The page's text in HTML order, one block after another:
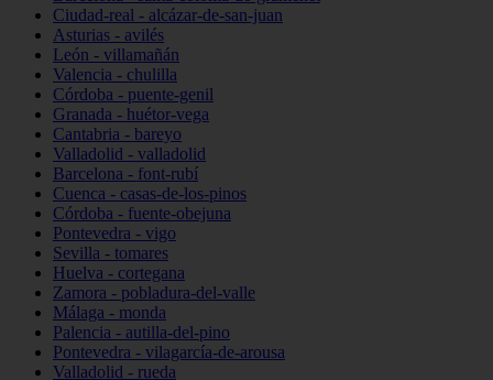
Ciudad-real - alcázar-de-san-juan
Asturias - avilés
León - villamañán
Valencia - chulilla
Córdoba - puente-genil
Granada - huétor-vega
Cantabria - bareyo
Valladolid - valladolid
Barcelona - font-rubí
Cuenca - casas-de-los-pinos
Córdoba - fuente-obejuna
Pontevedra - vigo
Sevilla - tomares
Huelva - cortegana
Zamora - pobladura-del-valle
Málaga - monda
Palencia - autilla-del-pino
Pontevedra - vilagarcía-de-arousa
Valladolid - rueda